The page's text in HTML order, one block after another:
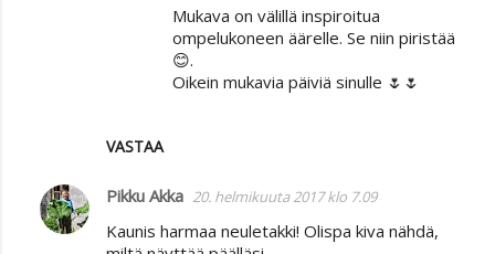
VASTAA
Mukava on välillä inspiroitua
ompelukoneen äärelle. Se niin piristää
😊.
Oikein mukavia päiviä sinulle 🌷🌷
Pikku Akka 20. helmikuuta 2017 klo 7.09
Kaunis harmaa neuletakki! Olispa kiva nähdä,